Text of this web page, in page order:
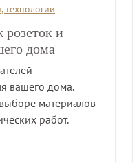
технологии
и
дома
—
вашего дома.
материалов
работ.